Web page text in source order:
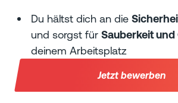
Du hältst dich an die
und sorgst für Sauberkeit
deinem Arbeitsplatz
Jetzt bewerben